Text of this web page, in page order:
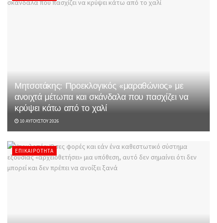
Μητσοτάκης: Προεκλογικός «μαραθώνιος» με
ανοιχτά μέτωπα και σκάνδαλα που πασχίζει να
κρύψει κάτω από το χαλί
10 ΑΥΓΟΎΣΤΟΥ 2026
ΕΠΙΚΑΙΡΌΤΗΤΑ